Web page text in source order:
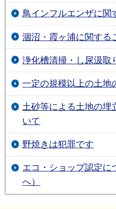
鳥インフルエンザに関
涸沼・霞ヶ浦に関する
浄化槽清掃・し尿汲取
一定の規模以上の土地
土砂等による土地の埋
いて
野焼きは犯罪です
エコ・ショップ認定に
へ）